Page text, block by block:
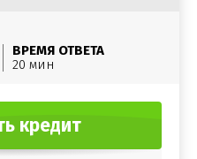
ВРЕМЯ ОТВЕТА
20 мин
кредит